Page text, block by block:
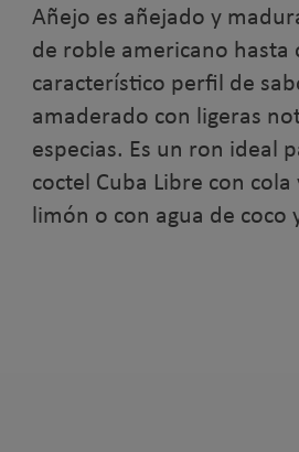
Añejo es añejado y
de roble americano hasta
característico perfil de
amaderado con ligeras
especias. Es un ron ideal
coctel Cuba Libre con
limón o con agua de coco